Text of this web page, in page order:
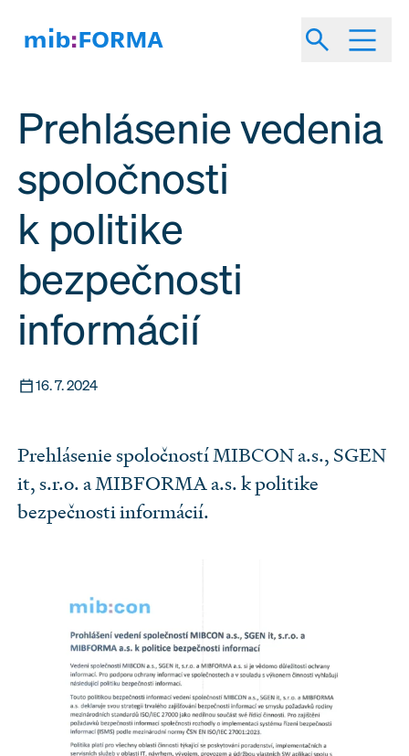
Prehlásenie vedenia
spoločnosti
k politike
bezpečnosti
informácií
16. 7. 2024
Prehlásenie spoločností MIBCON a.s., SGEN
it, s.r.o. a MIBFORMA a.s. k politike
bezpečnosti informácií.